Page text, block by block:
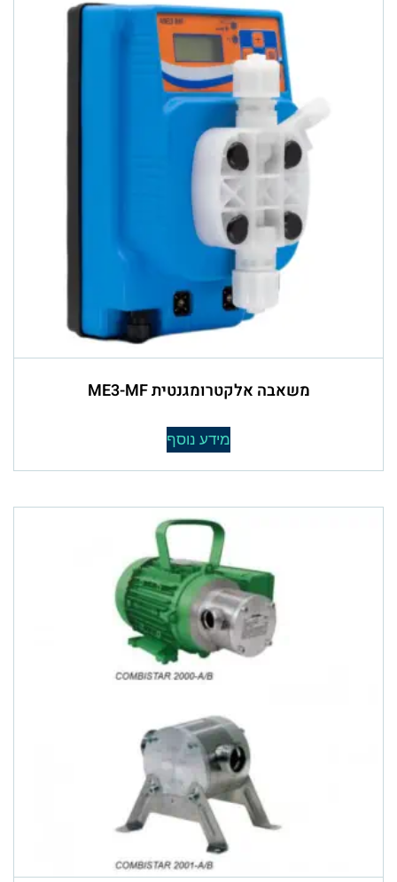
משאבה אלקטרומגנטית ME3-MF
מידע נוסף